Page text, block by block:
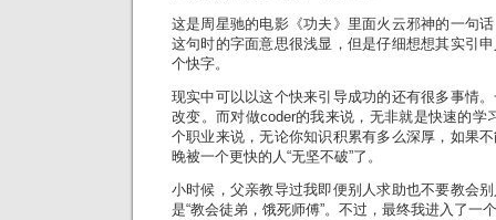
这是周星驰的电影《功夫》里面火云邪神的一句
这句时的字面意思很浅显，但是仔细想想其实引
个快字。
现实中可以以这个快来引导成功的还有很多事情
改变。而对做coder的我来说，无非就是快速的学
个职业来说，无论你知识积累有多么深厚，如果
晚被一个更快的人“无坚不破”了。
小时候，父亲教导过我即便别人求助也不要教会
是“教会徒弟，饿死师傅”。不过，最终我进入了一